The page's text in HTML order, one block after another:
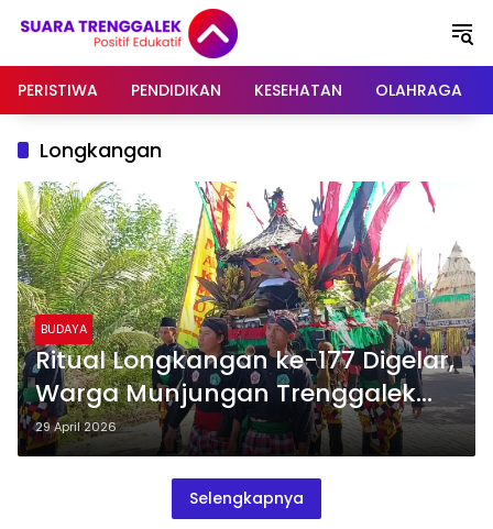
PERISTIWA
PENDIDIKAN KESEHATAN OLAHRAGA
Longkangan
BUDAYA
Ritual Longkangan ke-177 Digelar,
Warga Munjungan Trenggalek
Larung Kepala Kerbau ke Laut
29 April 2026
Selengkapnya